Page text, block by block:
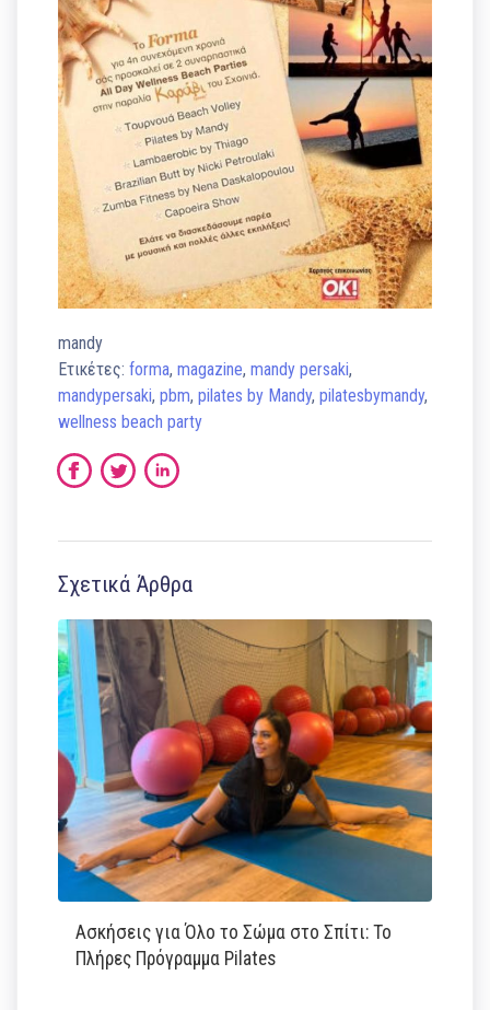
mandy
Ετικέτες:forma,magazine,mandy persaki,
mandypersaki,pbm,pilates by Mandy,pilatesbymandy,
wellness beach party
Σχετικά Άρθρα
Ασκήσεις για Όλο το Σώμα στο Σπίτι: Το
Πλήρες Πρόγραμμα Pilates